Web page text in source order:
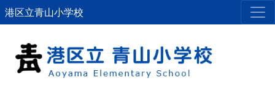
港区立青山小学校